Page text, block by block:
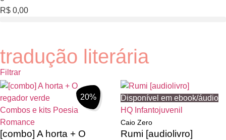
R$ 0,00
tradução literária
Filtrar
20%
Combos e kits Poesia
Romance
[combo] A horta + O
Disponível em ebook/áudio
HQ Infantojuvenil
Caio Zero
Rumi [audiolivro]